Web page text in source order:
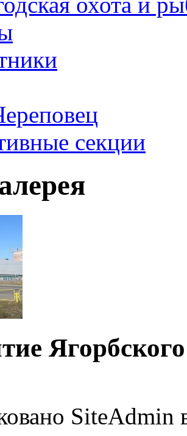
секции
SiteAdmin